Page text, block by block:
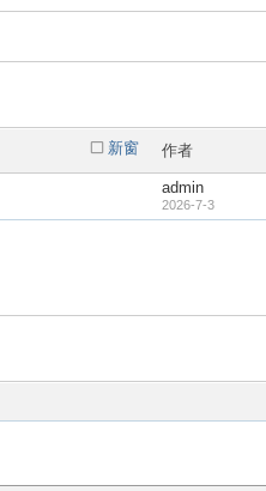
新窗 作者
admin
2026-7-3